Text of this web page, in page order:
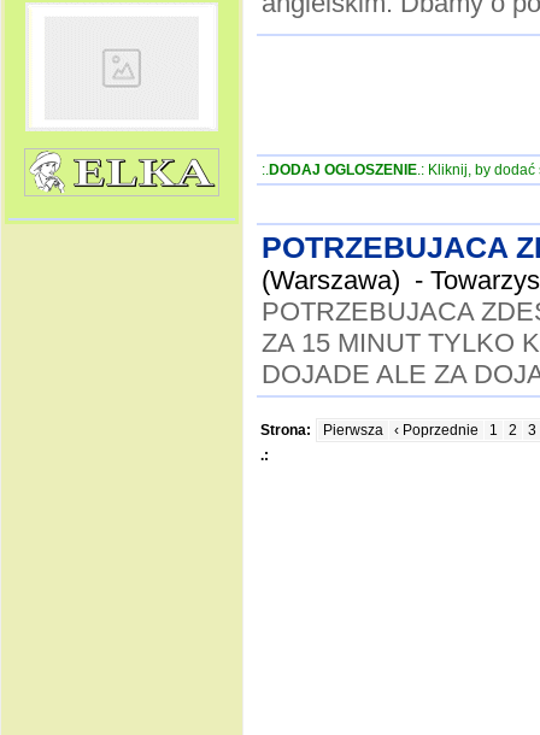
:.DODAJ OGLOSZENIE.: Kliknij, by dodać
POTRZEBUJACA
(Warszawa) -
POTRZEBUJACA
ZA 15 MINUT TYLKO
DOJADE ALE ZA
Strona: Pierwsza ‹ Poprzednie 1 2
3
.: